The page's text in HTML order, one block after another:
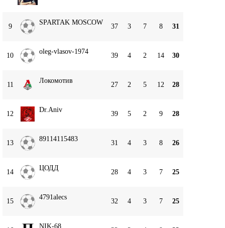
9 SPARTAK MOSCOW 37 3 7 8 31
10 oleg-vlasov-1974 39 4 2 14 30
11 Локомотив 27 2 5 12 28
12 Dr.Aniv 39 5 2 9 28
13 89114115483 31 4 3 8 26
14 ЦОДД 28 4 3 7 25
15 4791alecs 32 4 3 7 25
NIK-68